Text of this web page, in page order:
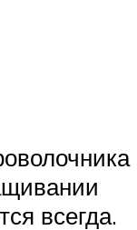
всегда.